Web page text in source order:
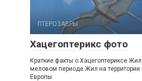
ПТЕРОЗАВРЫ
Хацегоптерикс фото
Краткие факты о Хацегоптериксе
меловом периоде Жил на территории
Европы